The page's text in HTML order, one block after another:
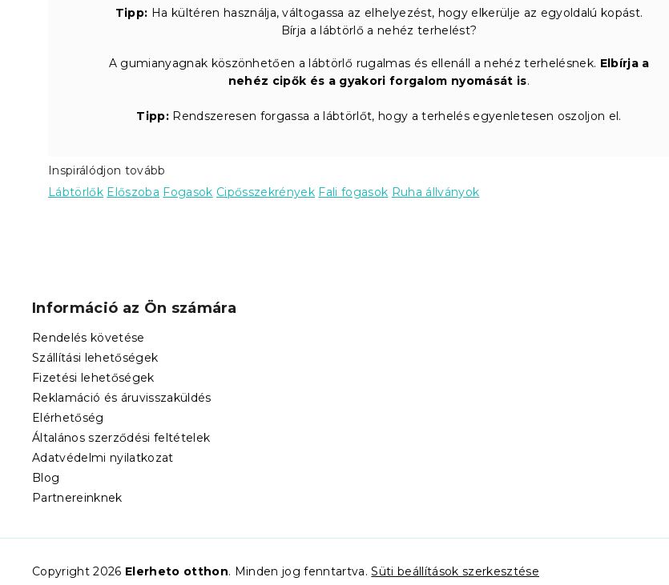
Tipp: Ha kültéren használja, váltogassa az elhelyezést, hogy elkerülje az egyoldalú kopást.
Bírja a lábtörlő a nehéz terhelést?
A gumianyagnak köszönhetően a lábtörlő rugalmas és ellenáll a nehéz terhelésnek. Elbírja a
nehéz cipők és a gyakori forgalom nyomását is.
Tipp: Rendszeresen forgassa a lábtörlőt, hogy a terhelés egyenletesen oszoljon el.
Inspirálódjon tovább
Lábtörlők Előszoba Fogasok Cipősszekrények Fali fogasok Ruha állványok
Információ az Ön számára
Rendelés követése
Szállítási lehetőségek
Fizetési lehetőségek
Reklamáció és áruvisszaküldés
Elérhetőség
Általános szerződési feltételek
Adatvédelmi nyilatkozat
Blog
Partnereinknek
Copyright 2026 Elerheto otthon. Minden jog fenntartva.Süti beállítások szerkesztése